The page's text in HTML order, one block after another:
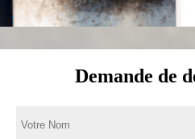
Demande de